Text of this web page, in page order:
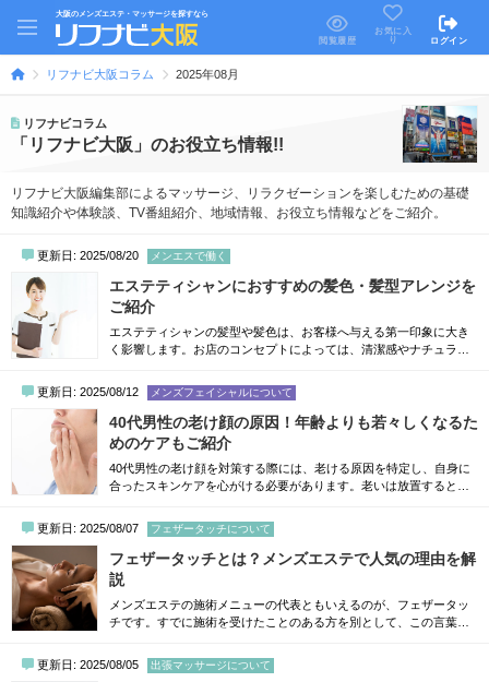
大阪のメンズエステ・マッサージを探すなら
閲覧履歴
お気に入
り
ログイン
リフナビ大阪コラム 2025年08月
リフナビコラム
「リフナビ大阪」のお役立ち情報!!
リフナビ大阪編集部によるマッサージ、リラクゼーションを楽しむための基礎
知識紹介や体験談、TV番組紹介、地域情報、お役立ち情報などをご紹介。
更新日: 2025/08/20 メンエスで働く
エステティシャンにおすすめの髪色・髪型アレンジを
ご紹介
エステティシャンの髪型や髪色は、お客様へ与える第一印象に大き
く影響します。お店のコンセプトによっては、清潔感やナチュラル
え、具体的にどういった髪型・髪色を選べば良いかわからない方も
少なくありません。そこで記事では、エステティシャンにおすすめ
の髪型や髪色について詳しく解説します。未経験からエステティシ
ャンを目指す方法について詳しく知りたい方...
更新日: 2025/08/12 メンズフェイシャルについて
40代男性の老け顔の原因！年齢よりも若々しくなるた
めのケアもご紹介
40代男性の老け顔を対策する際には、老ける原因を特定し、自身に
合ったスキンケアを心がける必要があります。老いは放置すると加
ょう。そこで本記事では、40代の男性向けに、老け顔対策について
解説します。老け顔の原因や、老け顔対策におすすめなスキンケア
について知りたい方は、ぜひ参考にしてください。大阪のメンズエ
ステを探す40代男性が老け顔になってしまう...
更新日: 2025/08/07 フェザータッチについて
フェザータッチとは？メンズエステで人気の理由を解
説
メンズエステの施術メニューの代表ともいえるのが、フェザータッ
チです。すでに施術を受けたことのある方を別として、この言葉だ
かなかイメージできないのではないでしょうか。この記事ではメン
ズエステ初心者の方のために、フェザータッチの基本からその魅
更新日: 2025/08/05 出張マッサージについて